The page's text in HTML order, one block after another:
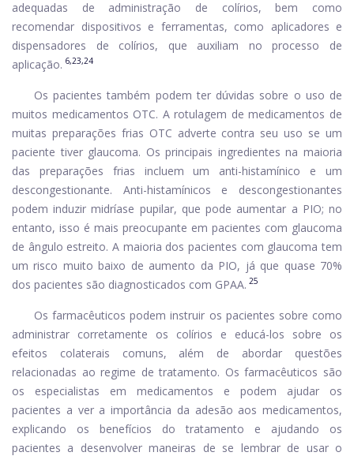
adequadas de administração de colírios, bem como
recomendar dispositivos e ferramentas, como aplicadores e
dispensadores de colírios, que auxiliam no processo de
aplicação. 6,23,24
Os pacientes também podem ter dúvidas sobre o uso de
muitos medicamentos OTC. A rotulagem de medicamentos de
muitas preparações frias OTC adverte contra seu uso se um
paciente tiver glaucoma. Os principais ingredientes na maioria
das preparações frias incluem um anti-histamínico e um
descongestionante. Anti-histamínicos e descongestionantes
podem induzir midríase pupilar, que pode aumentar a PIO; no
entanto, isso é mais preocupante em pacientes com glaucoma
de ângulo estreito. A maioria dos pacientes com glaucoma tem
um risco muito baixo de aumento da PIO, já que quase 70%
dos pacientes são diagnosticados com GPAA. 25
Os farmacêuticos podem instruir os pacientes sobre como
administrar corretamente os colírios e educá-los sobre os
efeitos colaterais comuns, além de abordar questões
relacionadas ao regime de tratamento. Os farmacêuticos são
os especialistas em medicamentos e podem ajudar os
pacientes a ver a importância da adesão aos medicamentos,
explicando os benefícios do tratamento e ajudando os
pacientes a desenvolver maneiras de se lembrar de usar o